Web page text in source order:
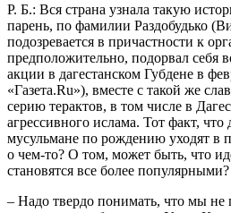
Р. Б.: Вся страна узнала такую
парень, по фамилии Раздобудько
подозревается в причастности к
предположительно, подорвал себя
акции в дагестанском Губдене в
«Газета.Ru»), вместе с такой же
серию терактов, в том числе в
агрессивного ислама. Тот факт,
мусульмане по рождению уходят в
о чем-то? О том, может быть, что
становятся все более популярными?
– Надо твердо понимать, что мы не